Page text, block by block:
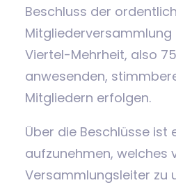
Beschluss der
Mitgliederversammlung
Viertel-Mehrheit, also
anwesenden,
Mitgliedern erfolgen.
Über die Beschlüsse ist
aufzunehmen, welches
Versammlungsleiter zu